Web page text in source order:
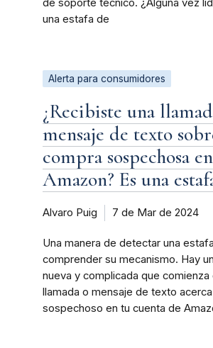
una estafa de
Alerta para consumidores
¿Recibiste una
mensaje de texto
compra sospechosa en
Amazon? Es una
Alvaro Puig 7 de Mar de 2024
Una manera de detectar una
comprender su mecanismo. Hay
nueva y complicada que comienza
llamada o mensaje de texto
sospechoso en tu cuenta de